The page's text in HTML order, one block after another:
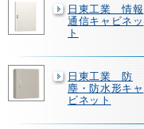
日東工業 情報
通信キャビネッ
ト
日東工業 防
塵・防水形キャ
ビネット